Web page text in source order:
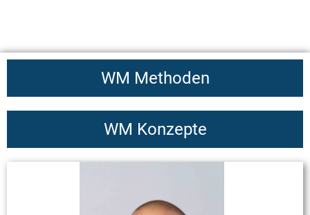
WM Methoden
WM Konzepte